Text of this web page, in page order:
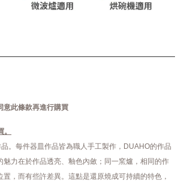
意此條款再進行購買
。每件器皿作品皆為職人手工製作，DUAHO的作品
魅力在於作品透亮、釉色內斂；同一窯爐，相同的作
，而有些許差異。這點是還原燒成可持續的特色，